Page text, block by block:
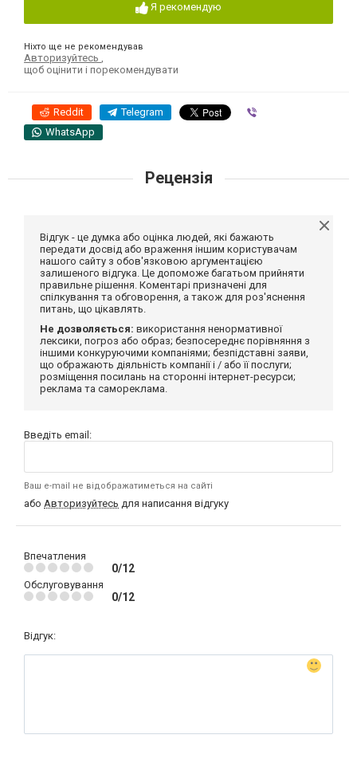
Я рекомендую
Ніхто ще не рекомендував
Авторизуйтесь
щоб оцінити і порекомендувати
Reddit Telegram
WhatsApp
Рецензія
Відгук - це думка або оцінка людей, які бажають
передати досвід або враження іншим користувачам
нашого сайту з обов'язковою аргументацією
залишеного відгука. Це допоможе багатьом прийняти
правильне рішення. Коментарі призначені для
спілкування та обговорення, а також для роз'яснення
питань, що цікавлять.
Не дозволяється: використання ненормативної
лексики, погроз або образ; безпосереднє порівняння з
іншими конкуруючими компаніями; безпідставні заяви,
що ображають діяльність компанії і / або її послуги;
розміщення посилань на сторонні інтернет-ресурси;
реклама та самореклама.
Введіть email:
Ваш e-mail не відображатиметься на сайті
або Авторизуйтесь для написання відгуку
Впечатления
0/12
Обслуговування
0/12
Відгук: